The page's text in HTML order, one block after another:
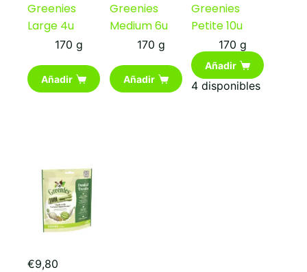
Greenies
Large 4u
170 g
Añadir
Greenies
Medium 6u
170 g
Añadir
Greenies
Petite 10u
170 g
Añadir
4 disponibles
€9,80